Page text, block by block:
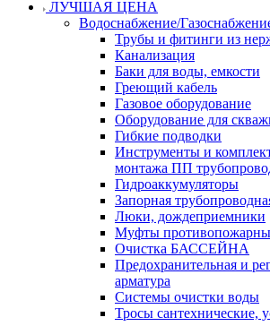
ЛУЧШАЯ ЦЕНА
Водоснабжение/
Трубы и фитинги из
Канализация
Баки для воды, емкости
Греющий кабель
Газовое оборудование
Оборудование для
Гибкие подводки
Инструменты и
монтажа ПП
Гидроаккумуляторы
Запорная
Люки, дождеприемники
Муфты
Очистка БАССЕЙНА
Предохранительная и
арматура
Системы очистки воды
Тросы сантехнические,